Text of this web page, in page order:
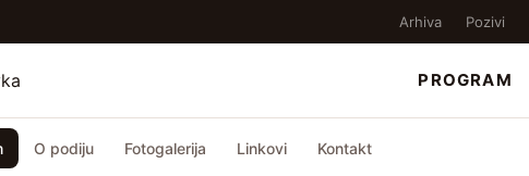
Arhiva Pozivi
PROGRAM
O podiju Fotogalerija Linkovi Kontakt